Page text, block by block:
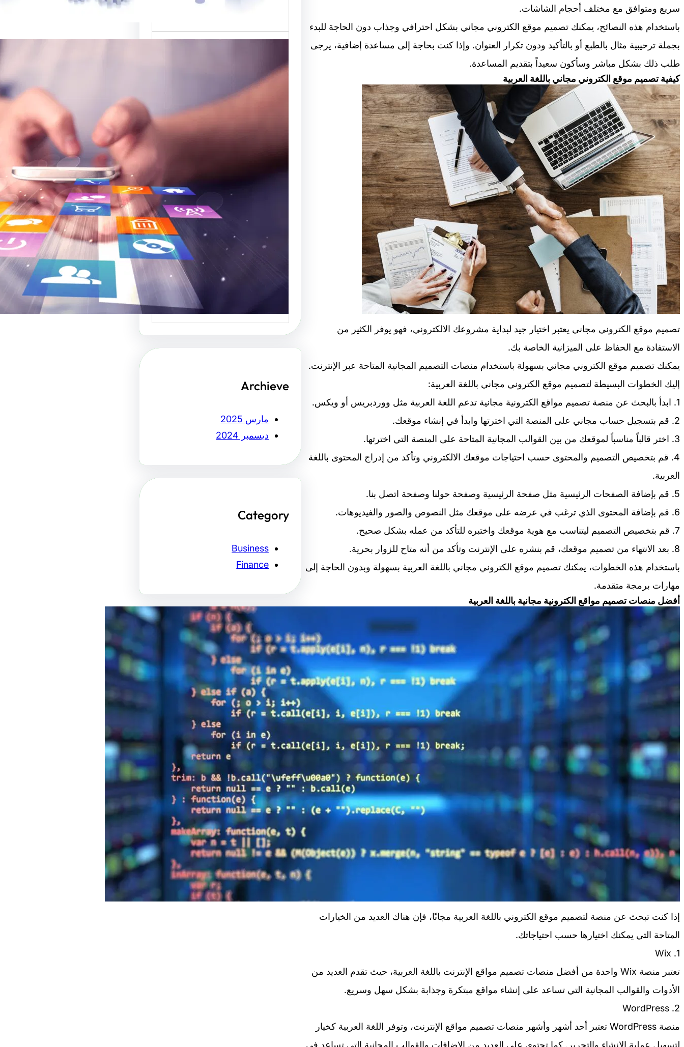
سريع ومتوافق مع مختلف أحجام الشاشات.
باستخدام هذه النصائح، يمكنك تصميم موقع الكتروني مجاني بشكل احترافي وجذاب دون الحاجة للبدء
بجملة ترحيبية مثال بالطبع أو بالتأكيد ودون تكرار العنوان. وإذا كنت بحاجة إلى مساعدة إضافية، يرجى
طلب ذلك بشكل مباشر وسأكون سعيداً بتقديم المساعدة.
كيفية تصميم موقع الكتروني مجاني باللغة العربية
تصميم موقع الكتروني مجاني يعتبر اختيار جيد لبداية مشروعك الالكتروني، فهو يوفر الكثير من
الاستفادة مع الحفاظ على الميزانية الخاصة بك.
يمكنك تصميم موقع الكتروني مجاني بسهولة باستخدام منصات التصميم المجانية المتاحة عبر الإنترنت.
إليك الخطوات البسيطة لتصميم موقع الكتروني مجاني باللغة العربية:
1. ابدأ بالبحث عن منصة تصميم مواقع الكترونية مجانية تدعم اللغة العربية مثل ووردبريس أو ويكس.
2. قم بتسجيل حساب مجاني على المنصة التي اخترتها وابدأ في إنشاء موقعك.
3. اختر قالباً مناسباً لموقعك من بين القوالب المجانية المتاحة على المنصة التي اخترتها.
4. قم بتخصيص التصميم والمحتوى حسب احتياجات موقعك الالكتروني وتأكد من إدراج المحتوى باللغة
العربية.
5. قم بإضافة الصفحات الرئيسية مثل صفحة الرئيسية وصفحة حولنا وصفحة اتصل بنا.
6. قم بإضافة المحتوى الذي ترغب في عرضه على موقعك مثل النصوص والصور والفيديوهات.
7. قم بتخصيص التصميم ليتناسب مع هوية موقعك واختبره للتأكد من عمله بشكل صحيح.
8. بعد الانتهاء من تصميم موقعك، قم بنشره على الإنترنت وتأكد من أنه متاح للزوار بحرية.
باستخدام هذه الخطوات، يمكنك تصميم موقع الكتروني مجاني باللغة العربية بسهولة وبدون الحاجة إلى
مهارات برمجة متقدمة.
أفضل منصات تصميم مواقع الكترونية مجانية باللغة العربية
إذا كنت تبحث عن منصة لتصميم موقع الكتروني باللغة العربية مجانًا، فإن هناك العديد من الخيارات
المتاحة التي يمكنك اختيارها حسب احتياجاتك.
1. Wix
تعتبر منصة Wix واحدة من أفضل منصات تصميم مواقع الإنترنت باللغة العربية، حيث تقدم العديد من
الأدوات والقوالب المجانية التي تساعد على إنشاء مواقع مبتكرة وجذابة بشكل سهل وسريع.
2. WordPress
منصة WordPress تعتبر أحد أشهر وأشهر منصات تصميم مواقع الإنترنت، وتوفر اللغة العربية كخيار
لتسهيل عملية الإنشاء والتحرير. كما تحتوي على العديد من الإضافات والقوالب المجانية التي تساعد في
الإبداعي والفنون البصرية
موقع عربي لبيع التصاميم هو
منصة رائدة في عالم الفنون…
Archieve
مارس 2025
ديسمبر 2024
Category
Business
Finance
Social
تويتر يوتيوب فيسبوك لينكد إن